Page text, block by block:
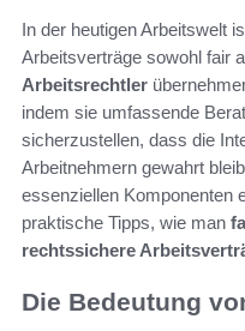
In der heutigen Arbeitswelt
Arbeitsverträge sowohl fair
Arbeitsrechtler
indem sie umfassende
sicherzustellen, dass die
Arbeitnehmern gewahrt
essenziellen Komponenten
praktische Tipps, wie man
rechtssichere
Die Bedeutung